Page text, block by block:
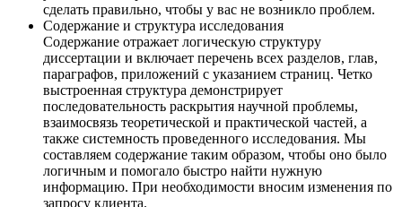
сделать правильно, чтобы у вас не возникло проблем.
Содержание и структура исследования
Содержание отражает логическую структуру
диссертации и включает перечень всех разделов, глав,
параграфов, приложений с указанием страниц. Четко
выстроенная структура демонстрирует
последовательность раскрытия научной проблемы,
взаимосвязь теоретической и практической частей, а
также системность проведенного исследования. Мы
составляем содержание таким образом, чтобы оно было
логичным и помогало быстро найти нужную
информацию. При необходимости вносим изменения по
запросу клиента.